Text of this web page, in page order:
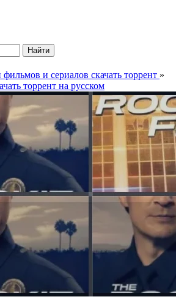
Найти
фильмов и сериалов скачать торрент »
торрент на русском